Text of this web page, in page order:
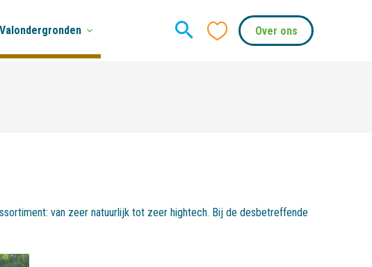
Valondergronden Over ons
van zeer natuurlijk tot zeer hightech. Bij de desbetreffende